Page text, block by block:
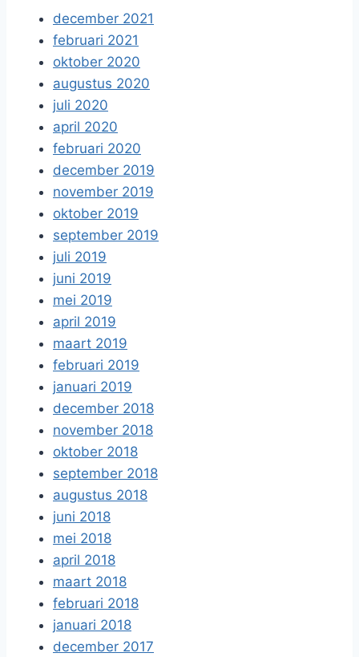
december 2021
februari 2021
oktober 2020
augustus 2020
juli 2020
april 2020
februari 2020
december 2019
november 2019
oktober 2019
september 2019
juli 2019
juni 2019
mei 2019
april 2019
maart 2019
februari 2019
januari 2019
december 2018
november 2018
oktober 2018
september 2018
augustus 2018
juni 2018
mei 2018
april 2018
maart 2018
februari 2018
januari 2018
december 2017